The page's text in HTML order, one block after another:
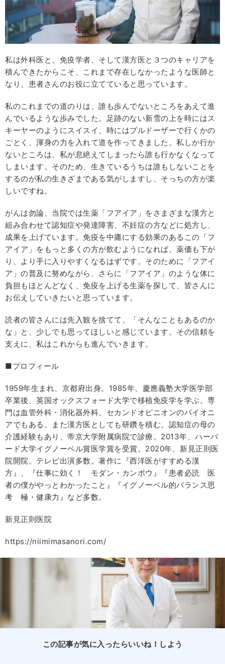
私は外科医と、免疫学者、そして漢方医と３つのキャリアを
積んできたからこそ、これまで存在しなかったような医師と
なり、患者さんのお役に立てていると思っています。
私のこれまでの道のりは、誰も歩んでないところをあえて進
んでいるような歩みでした。足跡のない新雪の上を時にはス
キーヤーのようにスイスイ、時にはブルドーザーで行くかの
ごとく、渾身の力を入れて道を作ってきました。私しか行か
ないところは、私が息絶えてしまったら誰も行かなくなって
しまいます。そのため、生きているうちは誰もしないことを
するのが私の生きざまである気がしますし、そっちの方が楽
しいですね。
がんは勿論、当院では生薬「フアイア」をさまざまな漢方と
組み合わせて認知症や発達障害、不妊症の方などに処方し、
成果を上げています。免疫を中庸にする効果のあるこの「フ
アイア」をもっと多くの方が飲むようになれば、薬価も下が
り、より手に入りやすくなるはずです。そのために「フアイ
ア」の普及に努めながら、さらに「フアイア」のような体に
負担もほとんどなく、免疫を上げる生薬を探して、皆さんに
お伝えしていきたいと思っています。
読者の皆さんには先入観を捨てて、「そんなこともあるのか
な」と、少しでも思ってほしいと感じています。その信頼を
支えに、私はこれからも進んでいきます。
■プロフィール
1959年生まれ、京都府出身。1985年、慶應義塾大学医学部
卒業後、英国オックスフォード大学で移植免疫学を学ぶ。専
門は血管外科・消化器外科。セカンドオピニオンのパイオニ
アでもある。また漢方医としても研鑽を積む。認知症の母の
介護経験もあり、帝京大学附属病院で診療。2013年、ハーバ
ード大学イグノーベル賞医学賞を受賞。2020年、新見正則医
院開院。テレビ出演多数。著作に『西洋医がすすめる漢
方』、『仕事に効く！ モダン・カンポウ』『患者必読 医
者の僕がやっとわかったこと』『イグノーベル的バランス思
考 極・健康力』など多数。
新見正則医院
https://niimimasanori.com/
この記事が気に入ったらいいね！しよう